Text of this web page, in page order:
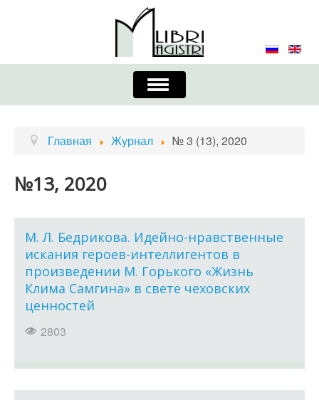
Включить/
выключить
навигацию
Порядок приема и публикации
Список авторов
Устав
Главная Журнал № 3 (13), 2020
№13, 2020
М. Л. Бедрикова. Идейно-нравственные
искания героев-интеллигентов в
произведении М. Горького «Жизнь
Клима Самгина» в свете чеховских
ценностей
2803